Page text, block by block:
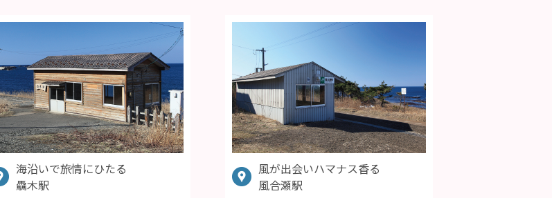
海沿いで旅情にひたる
驫木駅
風が出会いハマナス香る
風合瀬駅